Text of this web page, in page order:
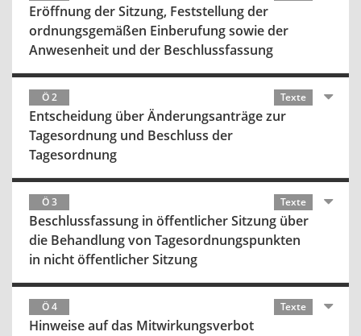
Eröffnung der Sitzung, Feststellung der
ordnungsgemäßen Einberufung sowie der
Anwesenheit und der Beschlussfassung
Ö 2 Texte
Entscheidung über Änderungsanträge zur
Tagesordnung und Beschluss der
Tagesordnung
Ö 3 Texte
Beschlussfassung in öffentlicher Sitzung über
die Behandlung von Tagesordnungspunkten
in nicht öffentlicher Sitzung
Ö 4 Texte
Hinweise auf das Mitwirkungsverbot